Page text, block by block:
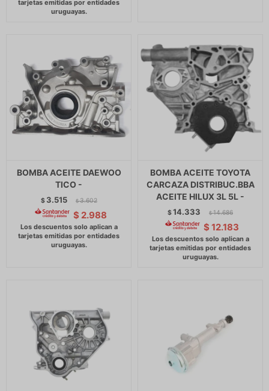
BOMBA ACEITE DAEWOO
TICO -
$ 3.515 $ 3.602
$ 2.988
BOMBA ACEITE TOYOTA
CARCAZA DISTRIBUC.BBA
ACEITE HILUX 3L 5L -
$14.333 $ 14.686
$ 12.183